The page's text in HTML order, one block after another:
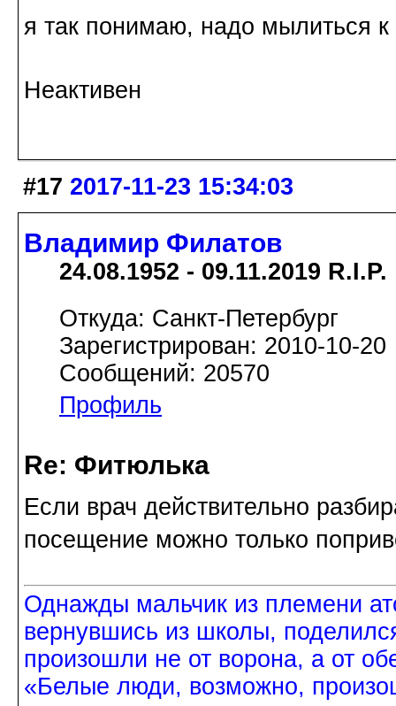
я так понимаю, надо мылиться к
Неактивен
#17 2017-11-23 15:34:03
Владимир Филатов
24.08.1952 - 09.11.2019 R.I.P.
Откуда: Санкт-Петербург
Зарегистрирован: 2010-10-20
Сообщений: 20570
Профиль
Re: Фитюлька
Если врач действительно
посещение можно только
Однажды мальчик из племени
вернувшись из школы,
произошли не от ворона, а от
«Белые люди, возможно,